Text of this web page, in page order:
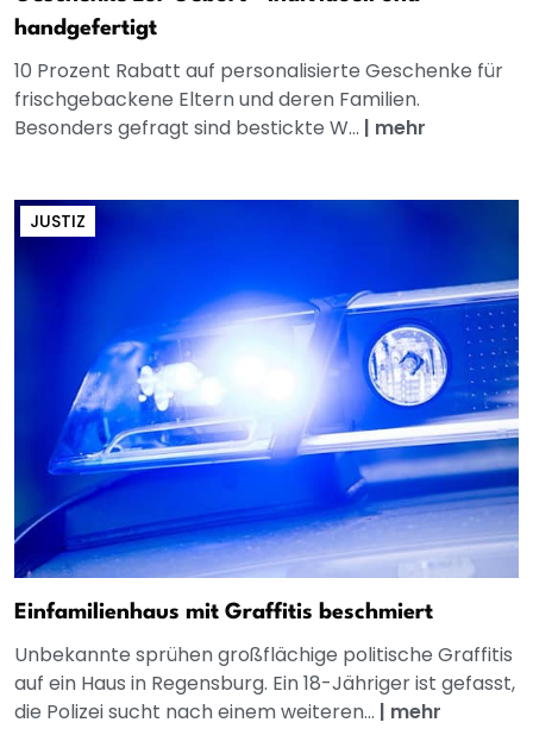
handgefertigt
10 Prozent Rabatt auf personalisierte Geschenke für
frischgebackene Eltern und deren Familien.
Besonders gefragt sind bestickte W... | mehr
JUSTIZ
Einfamilienhaus mit Graffitis beschmiert
Unbekannte sprühen großflächige politische Graffitis
auf ein Haus in Regensburg. Ein 18-Jähriger ist gefasst,
die Polizei sucht nach einem weiteren... | mehr